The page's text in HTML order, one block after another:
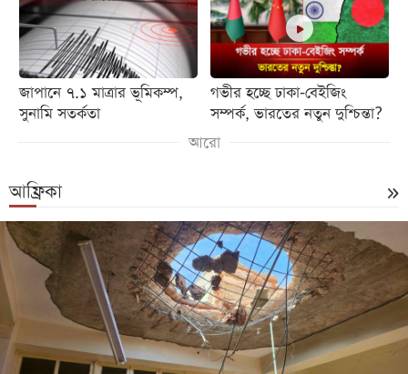
জাপানে ৭.১ মাত্রার ভূমিকম্প,
সুনামি সতর্কতা
গভীর হচ্ছে ঢাকা-বেইজিং
সম্পর্ক, ভারতের নতুন দুশ্চিন্তা?
আরো
আফ্রিকা